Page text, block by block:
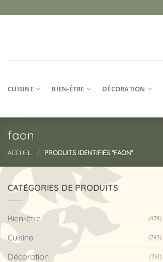
au
CUISINE BIEN-ÊTRE DÉCORATION
faon
ACCUEIL / PRODUITS IDENTIFIÉS “FAON”
CATÉGORIES DE PRODUITS
Bien-être (478)
Cuisine (785)
Décoration (761)